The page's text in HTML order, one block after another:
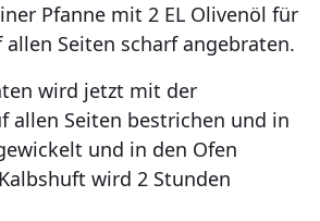
Pfanne mit 2 EL Olivenöl für
Seiten scharf angebraten.
wird jetzt mit der
allen Seiten bestrichen und in
und in den Ofen
wird 2 Stunden